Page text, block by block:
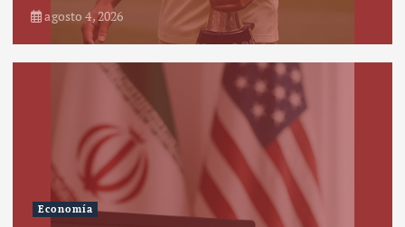
agosto 4, 2026
Economía